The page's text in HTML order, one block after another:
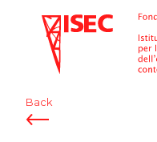
ISEC
Back